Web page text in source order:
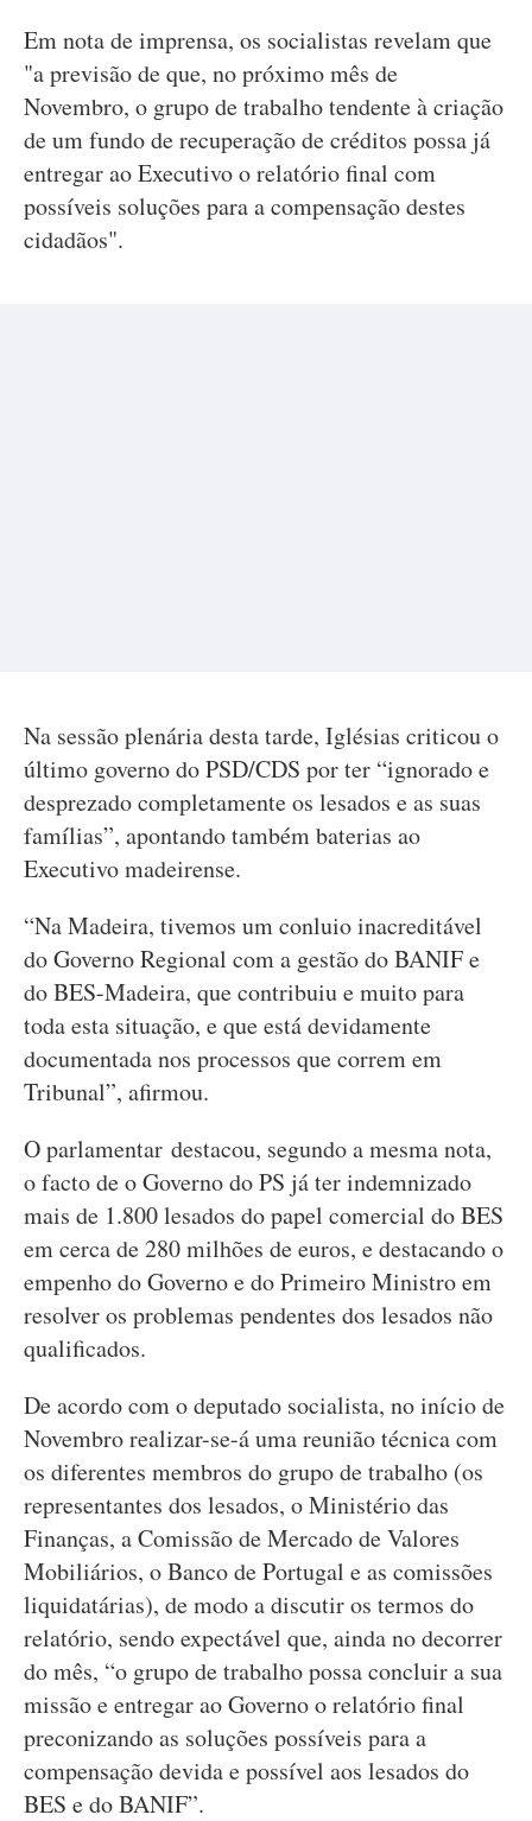
Em nota de imprensa, os socialistas revelam que
"a previsão de que, no próximo mês de
Novembro, o grupo de trabalho tendente à criação
de um fundo de recuperação de créditos possa já
entregar ao Executivo o relatório final com
possíveis soluções para a compensação destes
cidadãos".
Na sessão plenária desta tarde, Iglésias criticou o
último governo do PSD/CDS por ter “ignorado e
desprezado completamente os lesados e as suas
famílias”, apontando também baterias ao
Executivo madeirense.
“Na Madeira, tivemos um conluio inacreditável
do Governo Regional com a gestão do BANIF e
do BES-Madeira, que contribuiu e muito para
toda esta situação, e que está devidamente
documentada nos processos que correm em
Tribunal”, afirmou.
O parlamentar destacou, segundo a mesma nota,
o facto de o Governo do PS já ter indemnizado
mais de 1.800 lesados do papel comercial do BES
em cerca de 280 milhões de euros, e destacando o
empenho do Governo e do Primeiro Ministro em
resolver os problemas pendentes dos lesados não
qualificados.
De acordo com o deputado socialista, no início de
Novembro realizar-se-á uma reunião técnica com
os diferentes membros do grupo de trabalho (os
representantes dos lesados, o Ministério das
Finanças, a Comissão de Mercado de Valores
Mobiliários, o Banco de Portugal e as comissões
liquidatárias), de modo a discutir os termos do
relatório, sendo expectável que, ainda no decorrer
do mês, “o grupo de trabalho possa concluir a sua
missão e entregar ao Governo o relatório final
preconizando as soluções possíveis para a
compensação devida e possível aos lesados do
BES e do BANIF”.